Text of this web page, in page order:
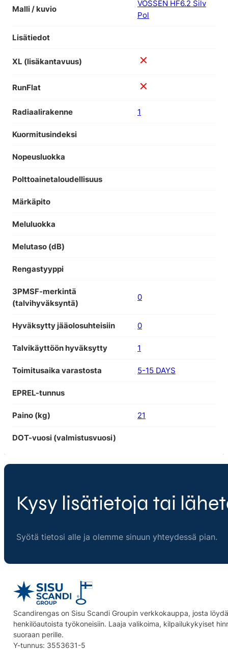
Malli / kuvio
VOSSEN HF6.2 Silv
Pol
Lisätiedot
XL (lisäkantavuus)
RunFlat
Radiaalirakenne 1
Kuormitusindeksi
Nopeusluokka
Polttoainetaloudellisuus
Märkäpito
Meluluokka
Melutaso (dB)
Rengastyyppi
3PMSF-merkintä
(talvihyväksyntä)
0
Hyväksytty jääolosuhteisiin 0
Talvikäyttöön hyväksytty 1
Toimitusaika varastosta 5-15 DAYS
EPREL-tunnus
Paino (kg) 21
DOT-vuosi (valmistusvuosi)
Kysy lisätietoja tai
Syötä tietosi alle ja olemme sinuun yhteydessä pian.
Scandirengas on Sisu Scandi Groupin verkkokauppa, josta
henkilöautoista työkoneisiin. Laaja valikoima, kilpailukykyiset
suoraan perille.
Y-tunnus: 3553631-5